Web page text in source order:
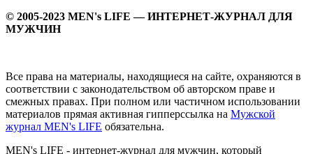
© 2005-2023 MEN's LIFE — ИНТЕРНЕТ-ЖУРНАЛ ДЛЯ
МУЖЧИН
Все права на материалы, находящиеся на сайте, охраняются в
соответствии с законодательством об авторском праве и
смежных правах. При полном или частичном использовании
материалов прямая активная гипперссылка на Мужской
журнал MEN's LIFE обязательна.
MEN's LIFE - интернет-журнал для мужчин, который